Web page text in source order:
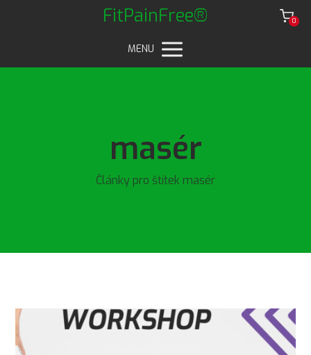
FitPainFree® 0
MENU
masér
Články pro štítek masér